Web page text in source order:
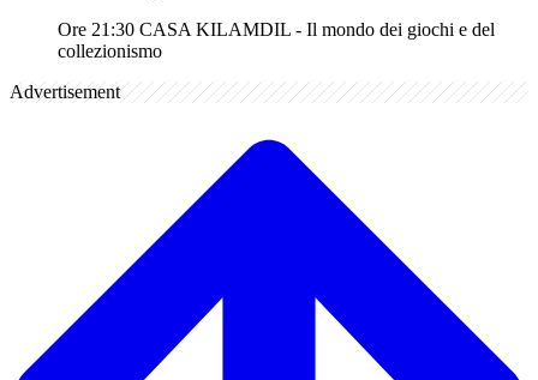
Ore 21:30 CASA KILAMDIL - Il mondo dei giochi e del
collezionismo
Advertisement